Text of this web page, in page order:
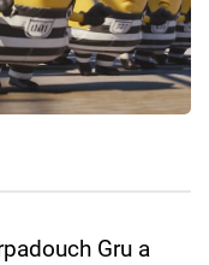
Gru a